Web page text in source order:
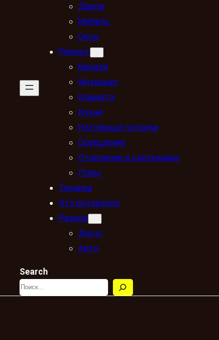
Двери
Мебель
Окна
Ремонт
Ванная
Интерьер
Комната
Кухня
Натяжные потолки
Освещение
Отопление и сантехника
Полы
Техника
Это интересно
Разное
Досуг
Авто
Search